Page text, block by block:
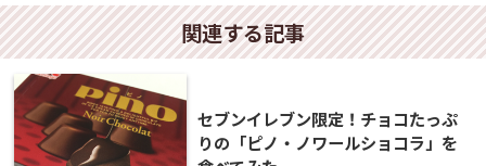
関連する記事
セブンイレブン限定！チョコたっぷ
りの「ピノ・ノワールショコラ」を